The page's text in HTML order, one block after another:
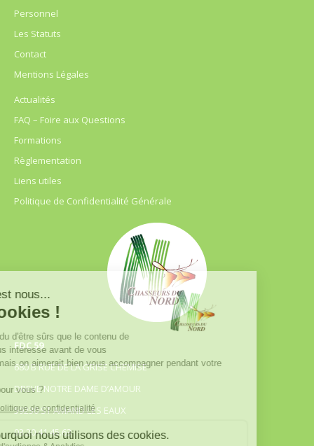
Personnel
Les Statuts
Contact
Mentions Légales
Actualités
FAQ – Foire aux Questions
Formations
Règlementation
Liens utiles
Politique de Confidentialité Générale
FDC 59
680 B RUE DE LA GRISE CHEMISE
DREVE NOTRE DAME D’AMOUR
59230 ST AMAND LES EAUX
03.20.41.45.63